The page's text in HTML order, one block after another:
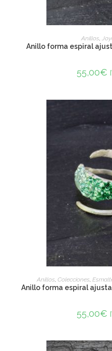
ADD
Anillos,
Anillo forma espiral
55,00€
ADD
Anillos Colecciones
Anillo forma espiral
55,00€